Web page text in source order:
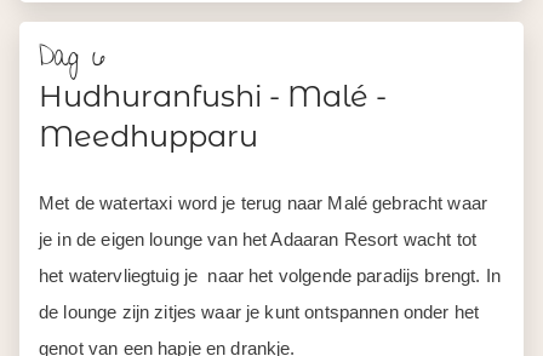
Dag 6
Hudhuranfushi - Malé -
Meedhupparu
Met de watertaxi word je terug naar Malé gebracht waar
je in de eigen lounge van het Adaaran Resort wacht tot
het watervliegtuig je naar het volgende paradijs brengt. In
de lounge zijn zitjes waar je kunt ontspannen onder het
genot van een hapje en drankje.